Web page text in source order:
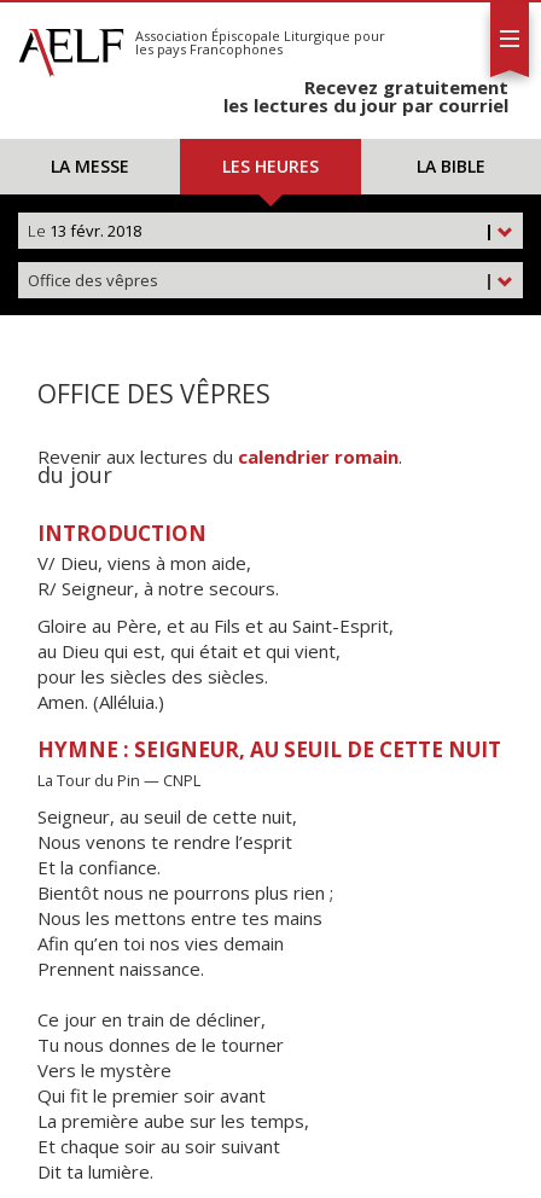
S'abonner
Calendrier
Association Épiscopale Liturgique pour
les pays Francophones
Recevez gratuitement
les lectures du jour par courriel
LA MESSE LES HEURES LA BIBLE
|
Le 13 févr. 2018
|
Office des vêpres
OFFICE DES VÊPRES
Revenir aux lectures du calendrier romain.
du jour
INTRODUCTION
V/ Dieu, viens à mon aide,
R/ Seigneur, à notre secours.
Gloire au Père, et au Fils et au Saint-Esprit,
au Dieu qui est, qui était et qui vient,
pour les siècles des siècles.
Amen. (Alléluia.)
HYMNE : SEIGNEUR, AU SEUIL DE CETTE NUIT
La Tour du Pin — CNPL
Seigneur, au seuil de cette nuit,
Nous venons te rendre l’esprit
Et la confiance.
Bientôt nous ne pourrons plus rien ;
Nous les mettons entre tes mains
Afin qu’en toi nos vies demain
Prennent naissance.
Ce jour en train de décliner,
Tu nous donnes de le tourner
Vers le mystère
Qui fit le premier soir avant
La première aube sur les temps,
Et chaque soir au soir suivant
Dit ta lumière.